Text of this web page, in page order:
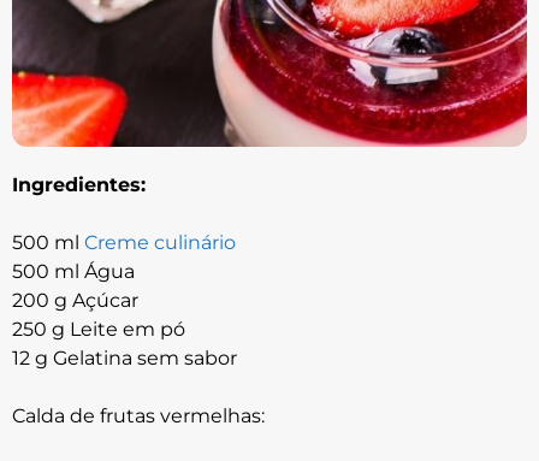
Ingredientes:
500 ml Creme culinário
500 ml Água
200 g Açúcar
250 g Leite em pó
12 g Gelatina sem sabor
Calda de frutas vermelhas: